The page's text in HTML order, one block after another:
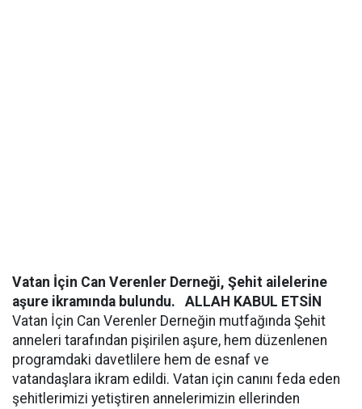
Vatan İçin Can Verenler Derneği, Şehit ailelerine
aşure ikramında bulundu.
ALLAH KABUL ETSİN
Vatan İçin Can Verenler Derneğin mutfağında Şehit
anneleri tarafından pişirilen aşure, hem düzenlenen
programdaki davetlilere hem de esnaf ve
vatandaşlara ikram edildi. Vatan için canını feda eden
şehitlerimizi yetiştiren annelerimizin ellerinden